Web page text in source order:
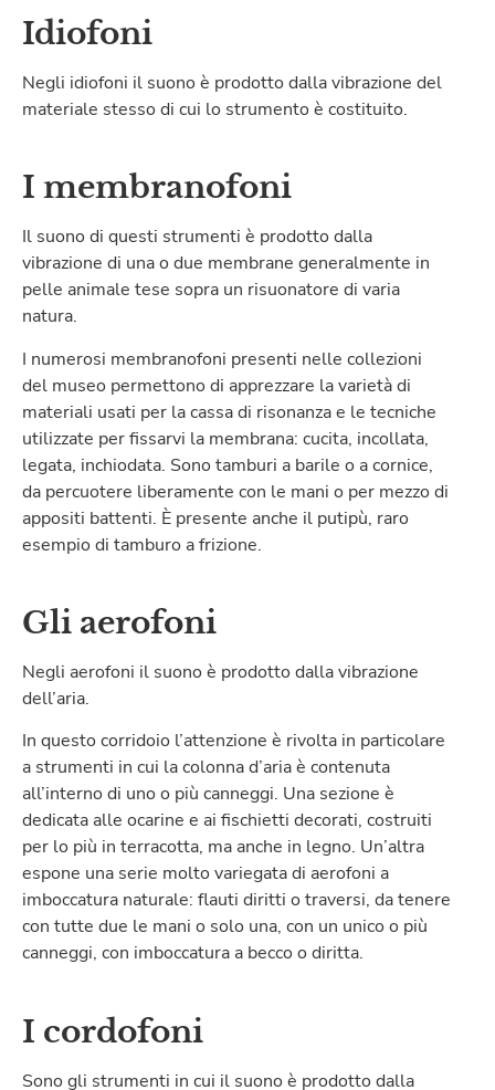
Idiofoni
Negli idiofoni il suono è prodotto dalla vibrazione del
materiale stesso di cui lo strumento è costituito.
I membranofoni
Il suono di questi strumenti è prodotto dalla
vibrazione di una o due membrane generalmente in
pelle animale tese sopra un risuonatore di varia
natura.
I numerosi membranofoni presenti nelle collezioni
del museo permettono di apprezzare la varietà di
materiali usati per la cassa di risonanza e le tecniche
utilizzate per fissarvi la membrana: cucita, incollata,
legata, inchiodata. Sono tamburi a barile o a cornice,
da percuotere liberamente con le mani o per mezzo di
appositi battenti. È presente anche il putipù, raro
esempio di tamburo a frizione.
Gli aerofoni
Negli aerofoni il suono è prodotto dalla vibrazione
dell’aria.
In questo corridoio l’attenzione è rivolta in particolare
a strumenti in cui la colonna d’aria è contenuta
all’interno di uno o più canneggi. Una sezione è
dedicata alle ocarine e ai fischietti decorati, costruiti
per lo più in terracotta, ma anche in legno. Un’altra
espone una serie molto variegata di aerofoni a
imboccatura naturale: flauti diritti o traversi, da tenere
con tutte due le mani o solo una, con un unico o più
canneggi, con imboccatura a becco o diritta.
I cordofoni
Sono gli strumenti in cui il suono è prodotto dalla